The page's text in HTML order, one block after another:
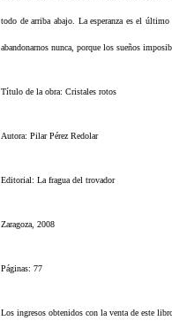
todo de arriba abajo. La esperanza es el
abandonarnos nunca, porque los sueños
Título de la obra: Cristales rotos
Autora: Pilar Pérez Redolar
Editorial: La fragua del trovador
Zaragoza, 2008
Páginas: 77
Los ingresos obtenidos con la venta de este